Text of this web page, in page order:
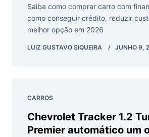
Saiba como comprar carro com
como conseguir crédito, reduzir
melhor opção em 2026
LUIZ GUSTAVO SIQUEIRA JUNHO 9,
CARROS
Chevrolet Tracker 1.2
Premier automático um